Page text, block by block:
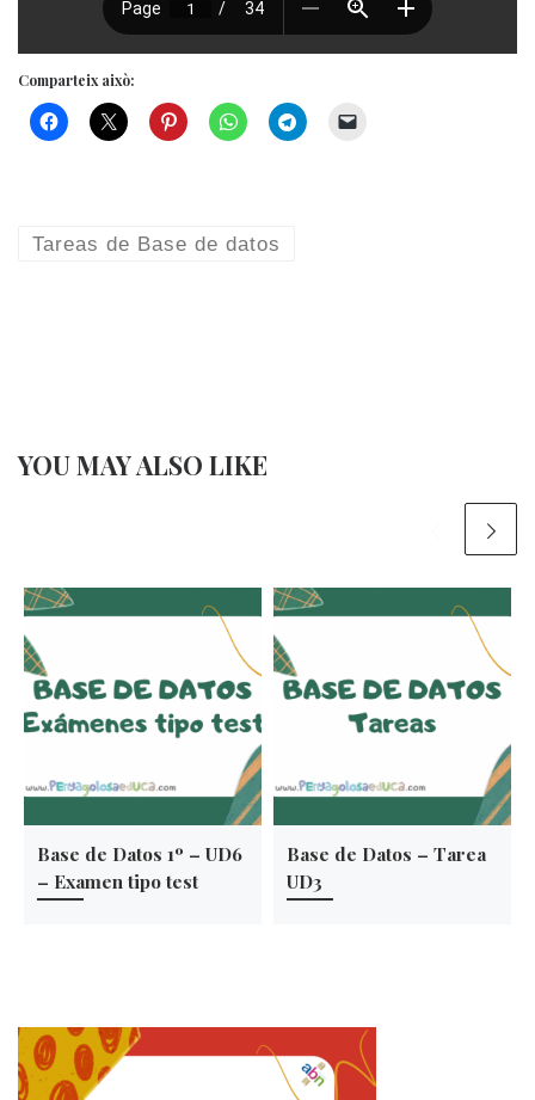
Comparteix això:
Tareas de Base de datos
YOU MAY ALSO LIKE
Base de Datos 1º – UD6
– Examen tipo test
Base de Datos – Tarea
UD3